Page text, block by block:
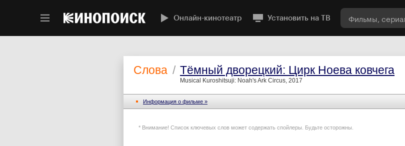
Онлайн-кинотеатр Установить на ТВ
Слова / Тёмный дворецкий: Цирк Ноева ковчега
Musical Kuroshitsuji: Noah's Ark Circus, 2017
Информация o фильме »
* Внимание! Список ключевых слов может содержать спойлеры. Будьте осторожны.